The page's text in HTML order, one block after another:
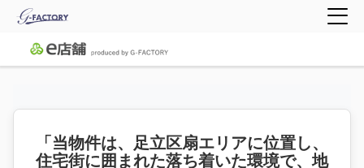
「当物件は、足立区扇エリアに位置し、
住宅街に囲まれた落ち着いた環境で、地